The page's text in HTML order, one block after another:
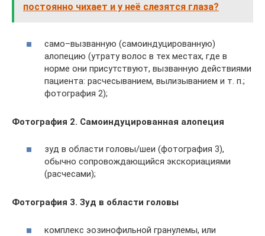
постоянно чихает и у неё слезятся глаза?
само–вызванную (самоиндуцированную)
алопецию (утрату волос в тех местах, где в
норме они присутствуют, вызванную действиями
пациента: расчесыванием, вылизыванием и т. п.;
фотография 2);
Фотография 2. Самоиндуцированная алопеция
зуд в области головы/шеи (фотография 3),
обычно сопровождающийся экскориациями
(расчесами);
Фотография 3. Зуд в области головы
комплекс эозинофильной гранулемы, или